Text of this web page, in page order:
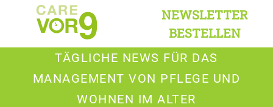
NEWSLETTER
BESTELLEN
TÄGLICHE NEWS FÜR DAS
MANAGEMENT VON PFLEGE UND
WOHNEN IM ALTER